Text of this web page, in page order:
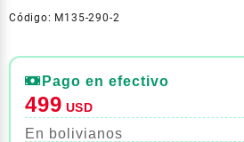
Código: M135-290-2
Pago en efectivo
499 USD
En bolivianos